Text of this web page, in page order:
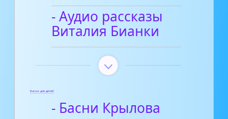
- Аудио рассказы
Виталия Бианки
Басни для детей
- Басни Крылова